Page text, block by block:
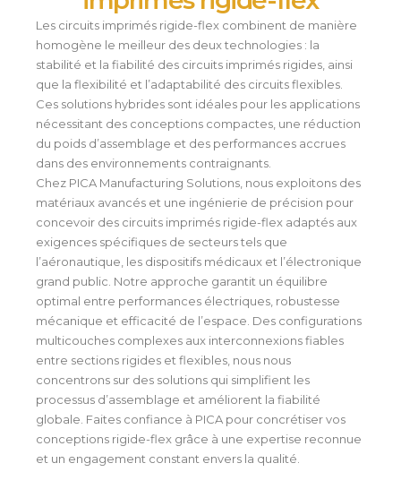
Les circuits imprimés rigide-flex combinent de manière
homogène le meilleur des deux technologies : la
stabilité et la fiabilité des circuits imprimés rigides, ainsi
que la flexibilité et l’adaptabilité des circuits flexibles.
Ces solutions hybrides sont idéales pour les applications
nécessitant des conceptions compactes, une réduction
du poids d’assemblage et des performances accrues
dans des environnements contraignants.
Chez PICA Manufacturing Solutions, nous exploitons des
matériaux avancés et une ingénierie de précision pour
concevoir des circuits imprimés rigide-flex adaptés aux
exigences spécifiques de secteurs tels que
l’aéronautique, les dispositifs médicaux et l’électronique
grand public. Notre approche garantit un équilibre
optimal entre performances électriques, robustesse
mécanique et efficacité de l’espace. Des configurations
multicouches complexes aux interconnexions fiables
entre sections rigides et flexibles, nous nous
concentrons sur des solutions qui simplifient les
processus d’assemblage et améliorent la fiabilité
globale. Faites confiance à PICA pour concrétiser vos
conceptions rigide-flex grâce à une expertise reconnue
et un engagement constant envers la qualité.